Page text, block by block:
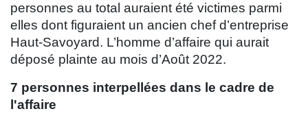
personnes au total auraient été victimes parmi
elles dont figuraient un ancien chef d’entreprise
Haut-Savoyard. L’homme d’affaire qui aurait
déposé plainte au mois d’Août 2022.
7 personnes interpellées dans le cadre de
l'affaire